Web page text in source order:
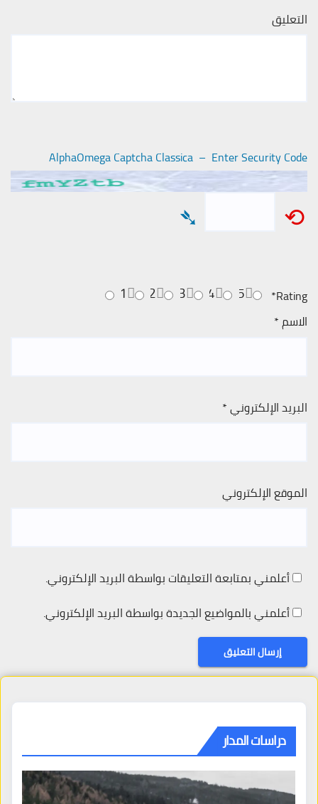
التعليق
AlphaOmega Captcha Classica – Enter Security Code
⟲
➴
Rating
*
5
4
3
2
1
الاسم*
البريد الإلكتروني*
الموقع الإلكتروني
أعلمني بمتابعة التعليقات بواسطة البريد الإلكتروني.
أعلمني بالمواضيع الجديدة بواسطة البريد الإلكتروني.
دراسات المدار